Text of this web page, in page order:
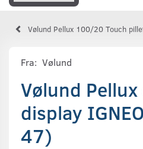
Vølund Pellux 100/20 Touch
Fra: Vølund
Vølund
display
47)